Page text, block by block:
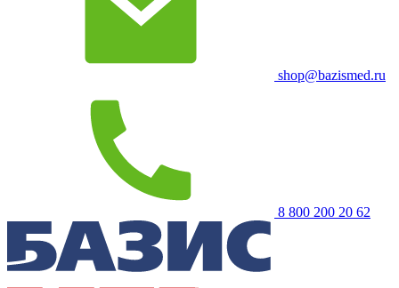
shop@bazismed.ru
8 800 200 20 62